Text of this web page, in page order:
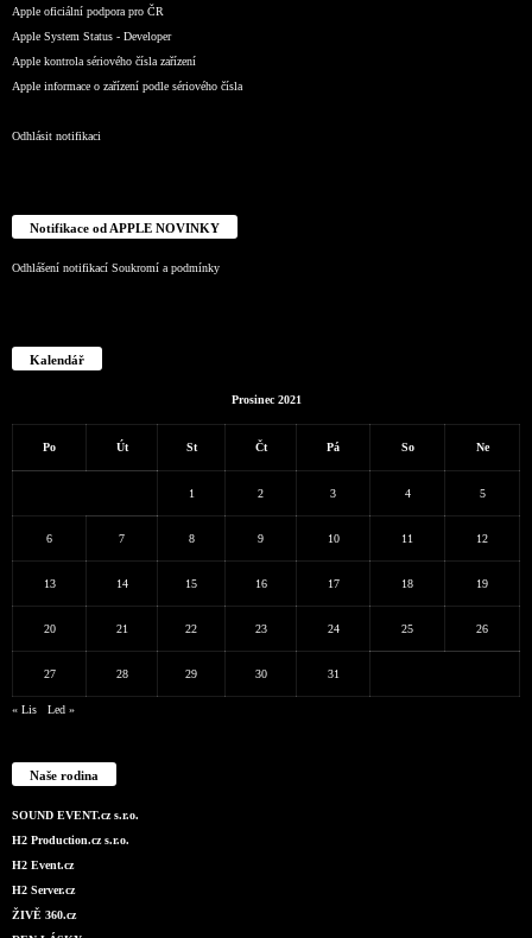
Apple oficiální podpora pro ČR
Apple System Status - Developer
Apple kontrola sériového čísla zařízení
Apple informace o zařízení podle sériového čísla
Odhlásit notifikaci
Notifikace od APPLE NOVINKY
Odhlášení notifikací Soukromí a podmínky
Kalendář
Prosinec 2021
Po Út St Čt Pá So Ne
1 2 3 4 5
6 7 8 9 10 11 12
13 14 15 16 17 18 19
20 21 22 23 24 25 26
27 28 29 30 31
« Lis Led »
Naše rodina
SOUND EVENT.cz s.r.o.
H2 Production.cz s.r.o.
H2 Event.cz
H2 Server.cz
ŽIVĚ 360.cz